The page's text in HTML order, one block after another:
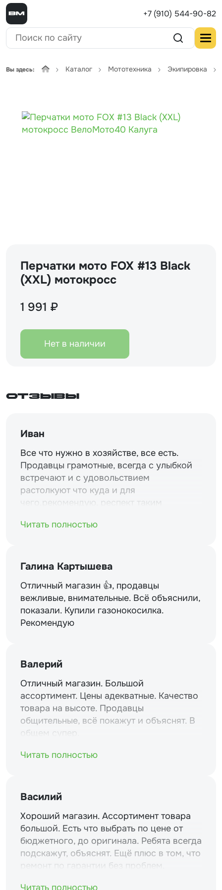
+7 (910) 544-90-82
Вы здесь: Каталог Мототехника Экипировка
Перчатки мото FOX #13 Black
(XXL) мотокросс
1 991 ₽
Нет в наличии
Отзывы
Иван
Все что нужно в хозяйстве, все есть.
Продавцы грамотные, всегда с улыбкой
встречают и с удовольствием
растолкуют что куда и для
чего.рекомендую. респект таким
Читать полностью
Галина Картышева
Отличный магазин 👍, продавцы
вежливые, внимательные. Всё объяснили,
показали. Купили газонокосилка.
Рекомендую
Валерий
Отличный магазин. Большой
ассортимент. Цены адекватные. Качество
товара на высоте. Продавцы
общительные, всё покажут и объяснят. В
общем супер.
Читать полностью
Василий
Хороший магазин. Ассортимент товара
большой. Есть что выбрать по цене от
бюджетного, до оригинала. Ребята всегда
подскажут, объяснят. Ещё плюс в том, что
ремонт по гарантии без проблем.
Читать полностью